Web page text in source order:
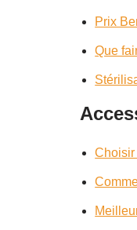
Prix
Que
Choisir